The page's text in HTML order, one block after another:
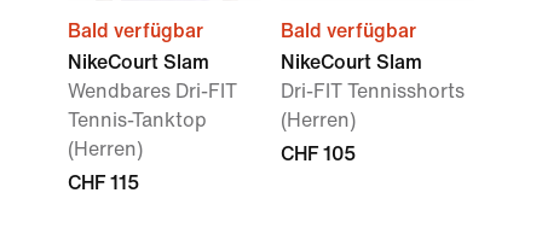
Bald verfügbar
NikeCourt Slam
Wendbares Dri-FIT
Tennis-Tanktop
(Herren)
CHF 115
Bald verfügbar
NikeCourt Slam
Dri-FIT Tennisshorts
(Herren)
CHF 105